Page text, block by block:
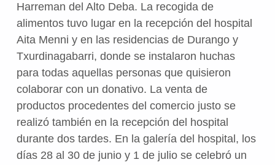
Harreman del Alto Deba. La recogida de
alimentos tuvo lugar en la recepción del hospital
Aita Menni y en las residencias de Durango y
Txurdinagabarri, donde se instalaron huchas
para todas aquellas personas que quisieron
colaborar con un donativo. La venta de
productos procedentes del comercio justo se
realizó también en la recepción del hospital
durante dos tardes. En la galería del hospital, los
días 28 al 30 de junio y 1 de julio se celebró un